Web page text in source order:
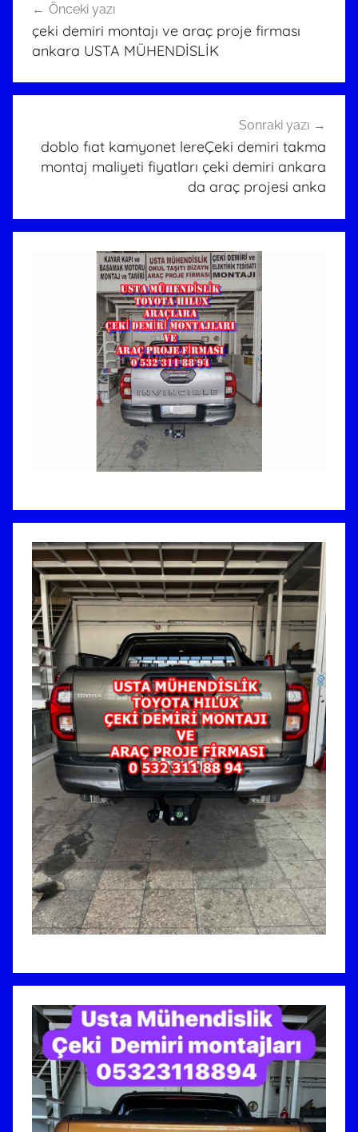
İ
D
E
Ç
P
R
O
J
E
F
İ
R
M
A
S
U
S
T
A
M
Ü
H
N
İ
S
L
İ
K
A
gezinmesi
Önceki yazı
çeki demiri montajı ve araç proje firması
ankara USTA MÜHENDİSLİK
Sonraki yazı
doblo fıat kamyonet lereÇeki demiri takma
montaj maliyeti fiyatları çeki demiri ankara
da araç projesi anka